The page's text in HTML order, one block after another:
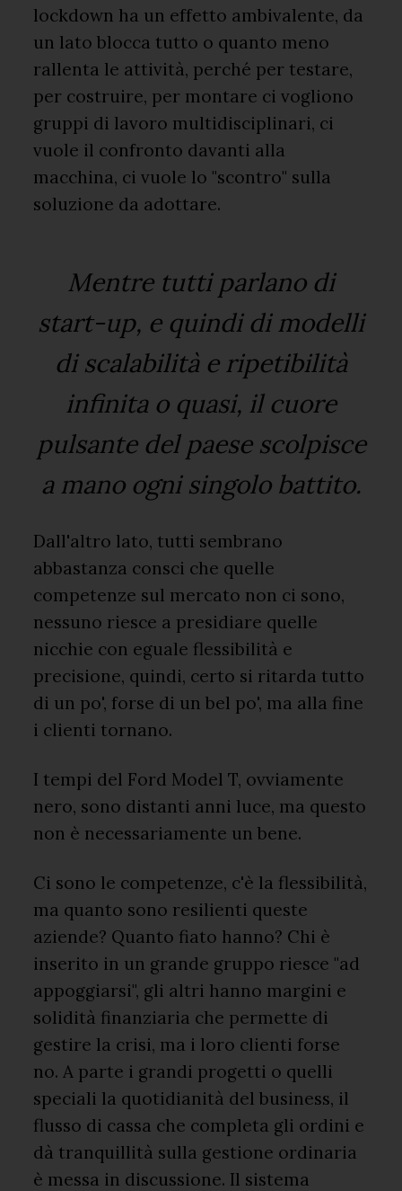
lockdown ha un effetto ambivalente, da
un lato blocca tutto o quanto meno
rallenta le attività, perché per testare,
per costruire, per montare ci vogliono
gruppi di lavoro multidisciplinari, ci
vuole il confronto davanti alla
macchina, ci vuole lo "scontro" sulla
soluzione da adottare.
Mentre tutti parlano di
start-up, e quindi di modelli
di scalabilità e ripetibilità
infinita o quasi, il cuore
pulsante del paese scolpisce
a mano ogni singolo battito.
Dall'altro lato, tutti sembrano
abbastanza consci che quelle
competenze sul mercato non ci sono,
nessuno riesce a presidiare quelle
nicchie con eguale flessibilità e
precisione, quindi, certo si ritarda tutto
di un po', forse di un bel po', ma alla fine
i clienti tornano.
I tempi del Ford Model T, ovviamente
nero, sono distanti anni luce, ma questo
non è necessariamente un bene.
Ci sono le competenze, c'è la flessibilità,
ma quanto sono resilienti queste
aziende? Quanto fiato hanno? Chi è
inserito in un grande gruppo riesce "ad
appoggiarsi", gli altri hanno margini e
solidità finanziaria che permette di
gestire la crisi, ma i loro clienti forse
no. A parte i grandi progetti o quelli
speciali la quotidianità del business, il
flusso di cassa che completa gli ordini e
dà tranquillità sulla gestione ordinaria
è messa in discussione. Il sistema